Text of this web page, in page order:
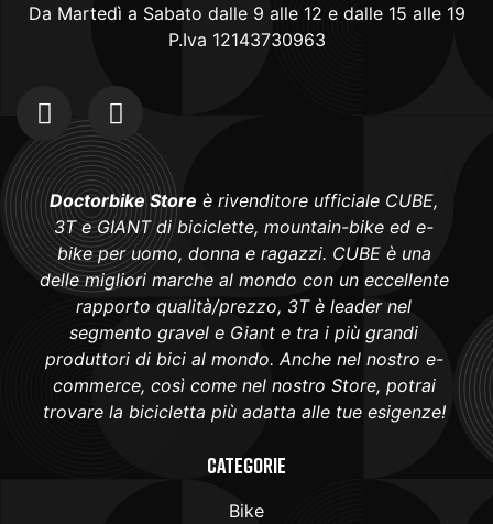
Da Martedì a Sabato dalle 9 alle 12 e dalle 15 alle 19
P.Iva 12143730963
Doctorbike Store è rivenditore ufficiale CUBE,
3T e GIANT di biciclette, mountain-bike ed e-
bike per uomo, donna e ragazzi. CUBE è una
delle migliori marche al mondo con un eccellente
rapporto qualità/prezzo, 3T è leader nel
segmento gravel e Giant e tra i più grandi
produttori di bici al mondo. Anche nel nostro e-
commerce, così come nel nostro Store, potrai
trovare la bicicletta più adatta alle tue esigenze!
Categorie
Bike